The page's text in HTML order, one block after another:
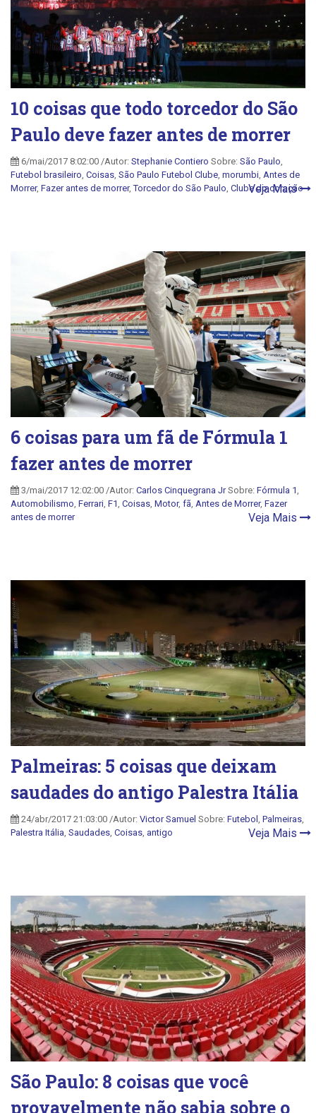
10 coisas que todo torcedor do São
Paulo deve fazer antes de morrer
6/mai/2017 8:02:00 /Autor: Stephanie Contiero Sobre: São Paulo
Futebol brasileiro Coisas São Paulo Futebol Clube morumbi Antes de
Morrer, Fazer antes de morrer,Torcedor do São Paulo Clube do coração
Veja Mais
6 coisas para um fã de Fórmula 1
fazer antes de morrer
3/mai/2017 12:02:00 /Autor: Carlos Cinquegrana JrSobre: Fórmula 1
Automobilismo Ferrari F1 Coisas Motor, fã Antes de Morrer, Fazer
antes de morrer
Veja Mais
Palmeiras: 5 coisas que deixam
saudades do antigo Palestra Itália
24/abr/2017 21:03:00 /Autor: Victor Samuel Sobre: Futebol , Palmeiras,
Palestra Itália, Saudades, Coisas, antigo Veja Mais
São Paulo: 8 coisas que você
provavelmente não sabia sobre o